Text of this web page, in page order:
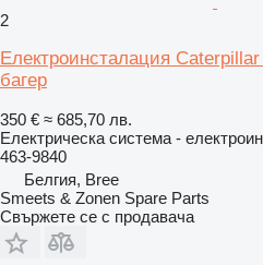
2
Електроинсталация
багер
350 € ≈ 685,70 лв.
Електрическа система -
463-9840
Белгия, Bree
Smeets & Zonen Spare Parts
Свържете се с продавача